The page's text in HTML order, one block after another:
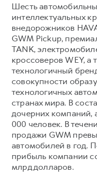
Шесть
интеллектуальных
внедорожников
GWM Pickup,
TANK,
кроссоверов WEY, а
технологичный
совокупности
технологичных
странах мира. В
дочерних компаний,
000 человек. В
продажи GWM
автомобилей в год.
прибыль компании
млрд долларов.